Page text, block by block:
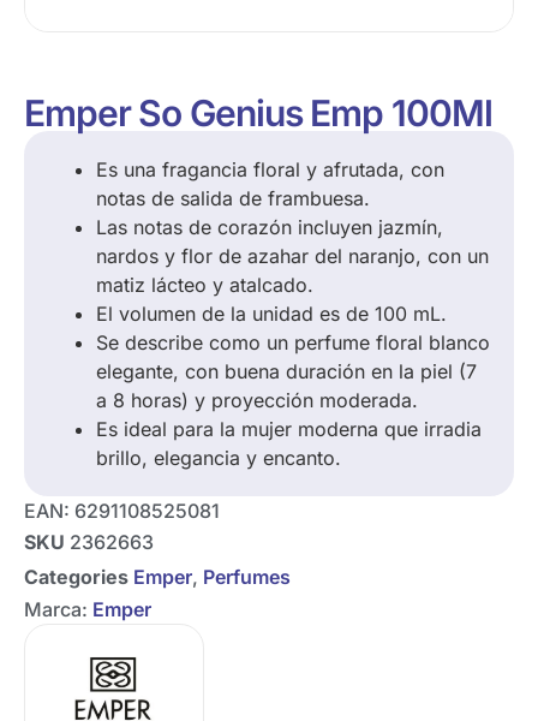
Emper So Genius Emp 100Ml
Es una fragancia floral y afrutada, con
notas de salida de frambuesa.
Las notas de corazón incluyen jazmín,
nardos y flor de azahar del naranjo, con un
matiz lácteo y atalcado.
El volumen de la unidad es de 100 mL.
Se describe como un perfume floral blanco
elegante, con buena duración en la piel (7
a 8 horas) y proyección moderada.
Es ideal para la mujer moderna que irradia
brillo, elegancia y encanto.
EAN: 6291108525081
SKU 2362663
Categories Emper, Perfumes
Marca: Emper